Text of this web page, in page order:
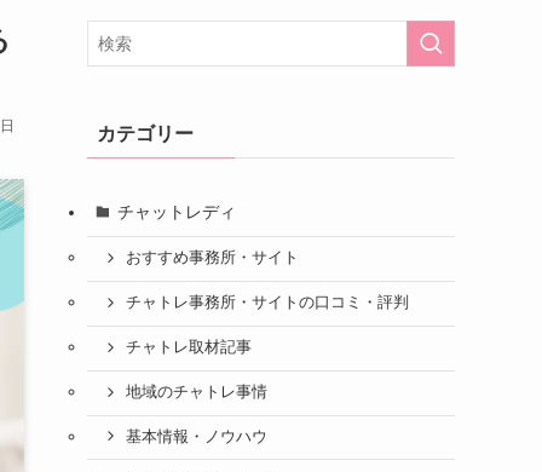
カテゴリー
チャットレディ
おすすめ事務所・サイト
チャトレ事務所・サイトの口コミ・評判
チャトレ取材記事
地域のチャトレ事情
基本情報・ノウハウ